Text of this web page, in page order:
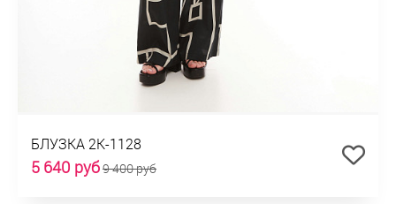
БЛУЗКА 2К-1128
5 640 руб9 400 руб